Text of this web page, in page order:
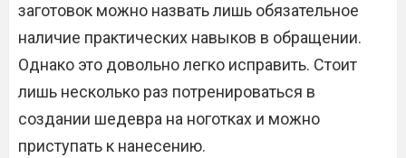
заготовок можно назвать лишь обязательное
наличие практических навыков в обращении.
Однако это довольно легко исправить. Стоит
лишь несколько раз потренироваться в
создании шедевра на ноготках и можно
приступать к нанесению.